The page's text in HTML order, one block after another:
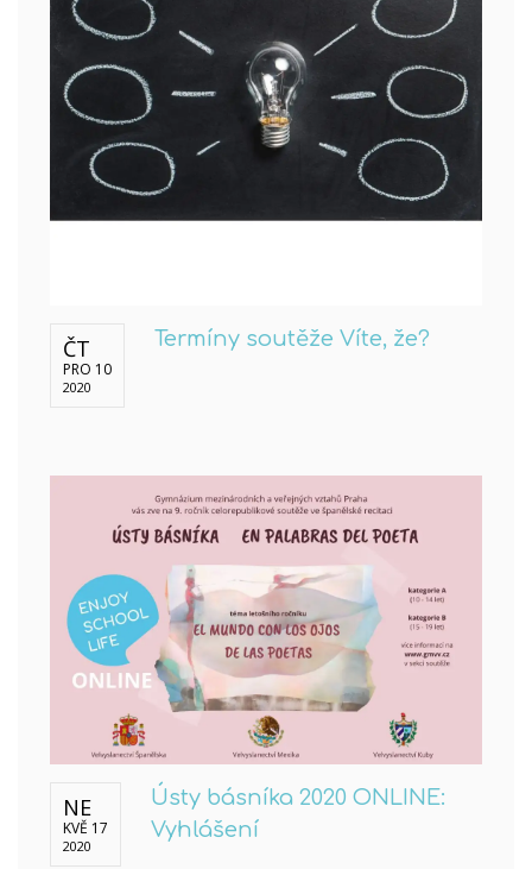
ČT
PRO 10
2020
Termíny soutěže Víte, že?
NE
KVĚ 17
2020
Ústy básníka 2020 ONLINE:
Vyhlášení